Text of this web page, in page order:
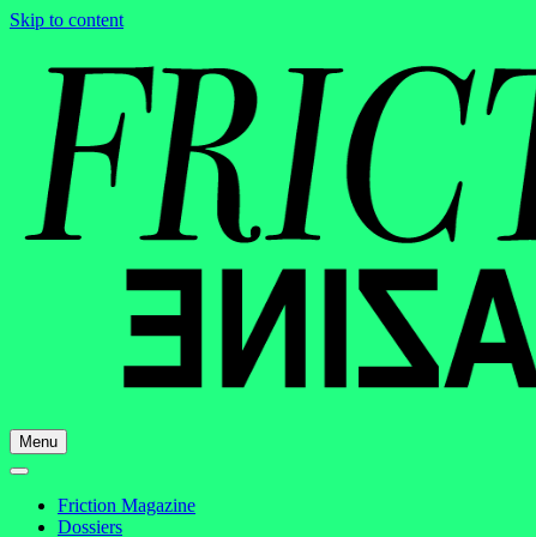
Skip to content
Menu
Friction Magazine
Dossiers